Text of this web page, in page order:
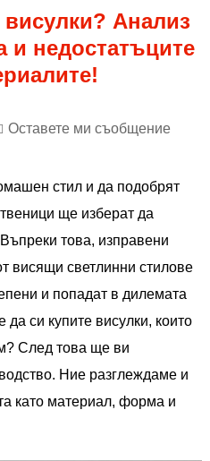
висулки? Анализ
и недостатъците
Оставете ми съобщение
стил и да подобрят
ще изберат да
това, изправени
висящи светлинни стилове
и попадат в дилемата
да си купите висулки, които
След това ще ви
Ние разглеждаме и
като материал, форма и